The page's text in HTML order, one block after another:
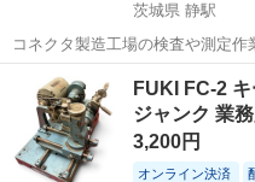
茨城県 静駅
コネクタ製造工場の検査や測定作
日128日★クリーンルーム内作業
★就業先食堂利用可！日払い制度あ
工場のお仕事 ◇コネクタ製造工...
茨城
FUKI FC-2
ジャンク 業
3,200円
オンライン決済